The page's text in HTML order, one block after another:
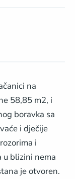
na
58,85 m2, i
boravka sa
i dječije
i
u blizini nema
je otvoren.